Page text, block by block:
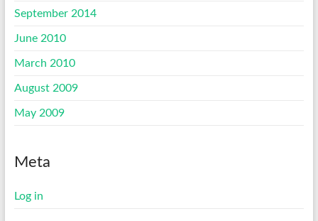
September 2014
June 2010
March 2010
August 2009
May 2009
Meta
Log in